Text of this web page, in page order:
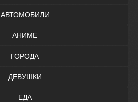
АВТОМОБИЛИ
АНИМЕ
ГОРОДА
ДЕВУШКИ
ЕДА